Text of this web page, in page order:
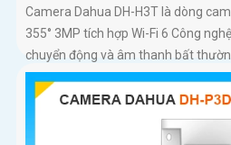
Camera Dahua DH-H3T là dòng
355° 3MP tích hợp Wi-Fi 6 Công
chuyển động và âm thanh bất
hồng ngoại tầm xa ban đêm 10m
256GB ONVIF và điều khiển từ xa